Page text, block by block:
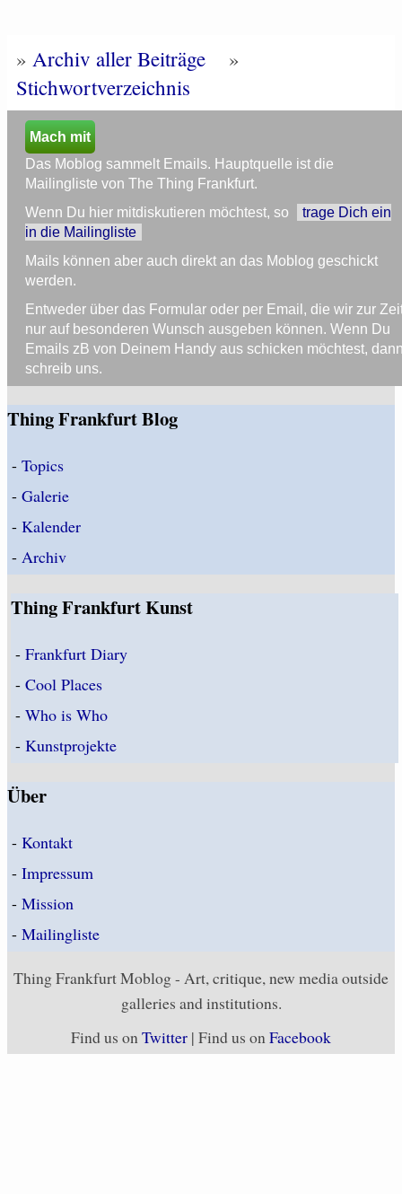
» Archiv aller Beiträge
»
Stichwortverzeichnis
Mach mit
Das Moblog sammelt Emails. Hauptquelle ist die
Mailingliste von The Thing Frankfurt.
Wenn Du hier mitdiskutieren möchtest, so
trage Dich ein
in die Mailingliste
Mails können aber auch direkt an das Moblog geschickt
werden.
Entweder über das Formular oder per Email, die wir zur
nur auf besonderen Wunsch ausgeben können. Wenn Du
Emails zB von Deinem Handy aus schicken möchtest,
schreib uns.
Thing Frankfurt Blog
- Topics
- Galerie
- Kalender
- Archiv
Thing Frankfurt Kunst
-Frankfurt Diary
-Cool Places
-Who is Who
-Kunstprojekte
Über
- Kontakt
- Impressum
- Mission
- Mailingliste
Thing Frankfurt Moblog - Art, critique, new media outside
galleries and institutions.
Find us onTwitter | Find us onFacebook